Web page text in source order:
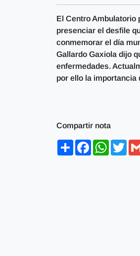
El Centro Ambulatorio
presenciar el desfile
conmemorar el día
Gallardo Gaxiola dijo
enfermedades.
por ello la importancia
Compartir nota
ShareFacebook